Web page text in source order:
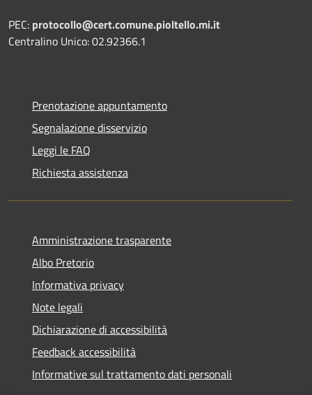
PEC: protocollo@cert.comune.pioltello.mi.it
Centralino Unico: 02.92366.1
Prenotazione appuntamento
Segnalazione disservizio
Leggi le FAQ
Richiesta assistenza
Amministrazione trasparente
Albo Pretorio
Informativa privacy
Note legali
Dichiarazione di accessibilità
Feedback accessibilità
Informative sul trattamento dati personali